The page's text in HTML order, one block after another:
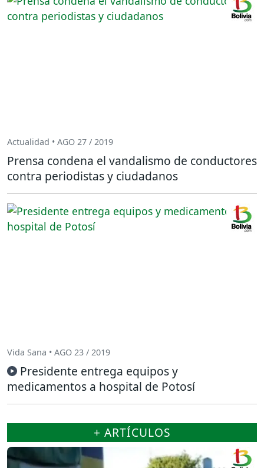
Actualidad • AGO 27 / 2019
Prensa condena el vandalismo de conductores
contra periodistas y ciudadanos
Vida Sana • AGO 23 / 2019
Presidente entrega equipos y
medicamentos a hospital de Potosí
+ ARTÍCULOS